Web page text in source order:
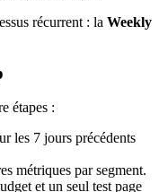
récurrent : la Weekly
étapes :
les 7 jours précédents
métriques par segment.
et un seul test page